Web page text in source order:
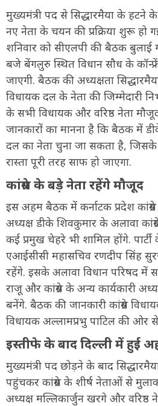
मुख्यमंत्री पद से सिद्धारमैया के हटने
नए नेता के चयन की प्रक्रिया शुरू हो
शनिवार को सीएलपी की बैठक
बजे बेंगलुरु स्थित विधान सौध के
जाएगी. बैठक की अध्यक्षता
विधायक दल के नेता की जिम्मेदारी
के सभी विधायक और वरिष्ठ नेता
जानकारों का मानना है कि बैठक में
दल का नेता चुना जा सकता है, जिसके
रास्ता पूरी तरह साफ हो जाएगा.
कांग्रेस के बड़े नेता रहेंगे मौजूद
इस अहम बैठक में कर्नाटक प्रदेश
अध्यक्ष डीके शिवकुमार के अलावा
कई प्रमुख चेहरे भी शामिल होंगे. पार्टी
एआईसीसी महासचिव रणदीप सिंह
रहेंगे. इसके अलावा विधान परिषद में
राजू और कांग्रेस के अन्य कार्यकारी
बनेंगे. बैठक की जानकारी कांग्रेस
विधायक अल्लामप्रभु पाटिल की ओर
इस्तीफे के बाद दिल्ली में हुई
मुख्यमंत्री पद छोड़ने के बाद
पहुंचकर कांग्रेस के शीर्ष नेताओं से
अध्यक्ष मल्लिकार्जुन खरगे और वरिष्ठ